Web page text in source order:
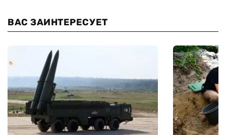
ВАС ЗАИНТЕРЕСУЕТ